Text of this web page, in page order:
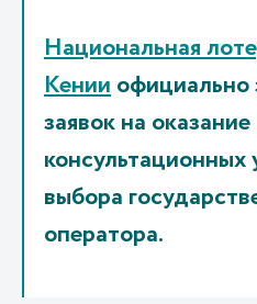
Национальная
Кенииофициально
заявок на оказание
консультационных
выбора
оператора.